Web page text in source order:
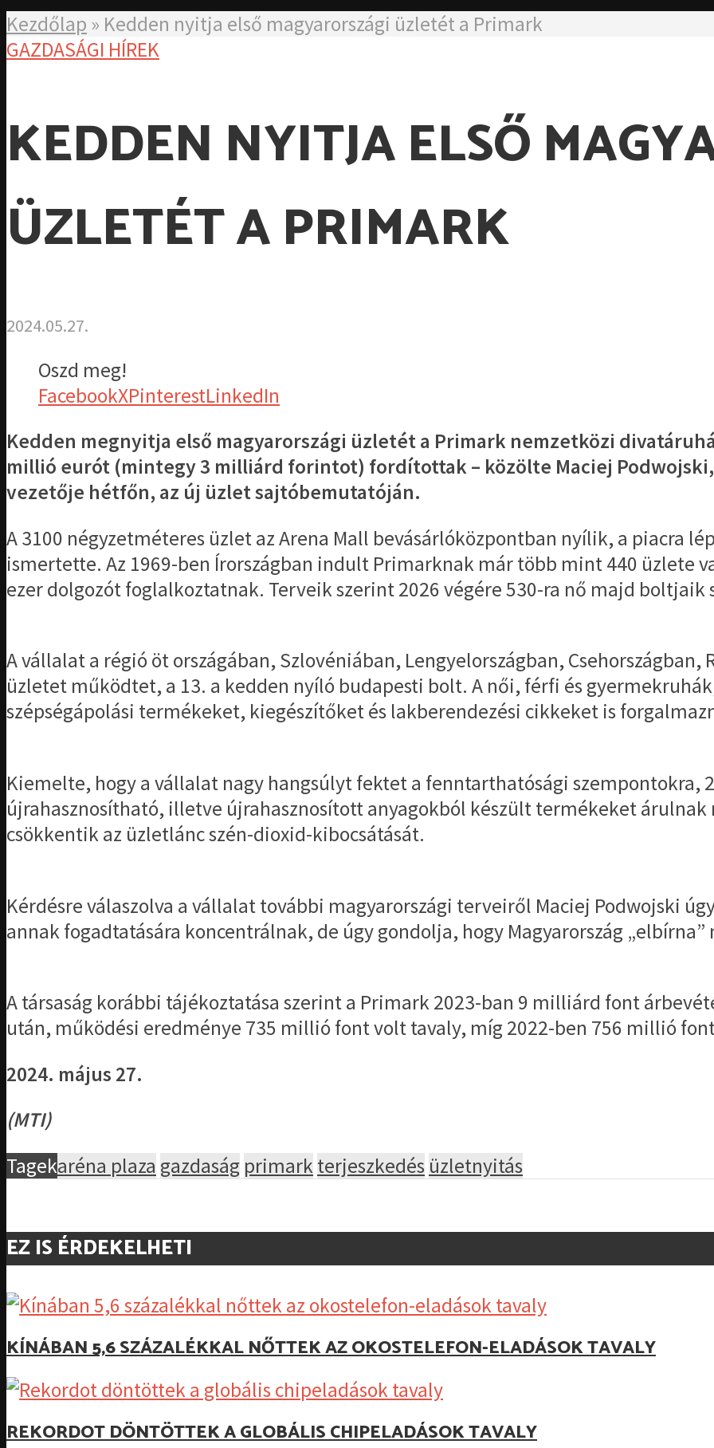
Kezdőlap » Kedden nyitja első magyarországi üzletét a Primark
GAZDASÁGI HÍREK
KEDDEN NYITJA ELSŐ
ÜZLETÉT A PRIMARK
2024.05.27.
Oszd meg!
FacebookXPinterestLinkedIn
Kedden megnyitja első magyarországi üzletét a Primark nemzetközi
millió eurót (mintegy 3 milliárd forintot) fordítottak – közölte Maciej
vezetője hétfőn, az új üzlet sajtóbemutatóján.
A 3100 négyzetméteres üzlet az Arena Mall bevásárlóközpontban nyílik, a piacra
ismertette. Az 1969-ben Írországban indult Primarknak már több mint 440 üzlete
ezer dolgozót foglalkoztatnak. Terveik szerint 2026 végére 530-ra nő majd boltjaik
A vállalat a régió öt országában, Szlovéniában, Lengyelországban, Csehországban,
üzletet működtet, a 13. a kedden nyíló budapesti bolt. A női, férfi és
szépségápolási termékeket, kiegészítőket és lakberendezési cikkeket is
Kiemelte, hogy a vállalat nagy hangsúlyt fektet a fenntarthatósági szempontokra,
újrahasznosítható, illetve újrahasznosított anyagokból készült termékeket árulnak
csökkentik az üzletlánc szén-dioxid-kibocsátását.
Kérdésre válaszolva a vállalat további magyarországi terveiről Maciej Podwojski
annak fogadtatására koncentrálnak, de úgy gondolja, hogy Magyarország
A társaság korábbi tájékoztatása szerint a Primark 2023-ban 9 milliárd font
után, működési eredménye 735 millió font volt tavaly, míg 2022-ben 756 millió
2024. május 27.
(MTI)
Tagekaréna plaza gazdaság primarkterjeszkedés üzletnyitás
EZ IS ÉRDEKELHETI
KÍNÁBAN 5,6 SZÁZALÉKKAL NŐTTEK AZ OKOSTELEFON-ELADÁSOK TAVALY
REKORDOT DÖNTÖTTEK A GLOBÁLIS CHIPELADÁSOK TAVALY